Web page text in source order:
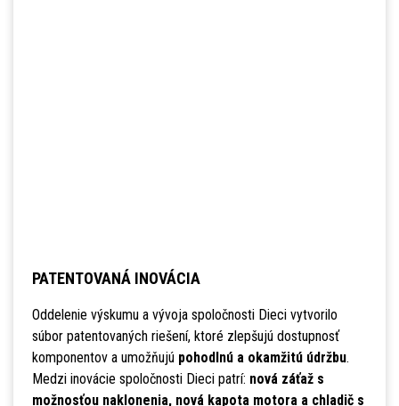
PATENTOVANÁ INOVÁCIA
Oddelenie výskumu a vývoja spoločnosti Dieci vytvorilo
súbor patentovaných riešení, ktoré zlepšujú dostupnosť
komponentov a umožňujú pohodlnú a okamžitú údržbu.
Medzi inovácie spoločnosti Dieci patrí: nová záťaž s
možnosťou naklonenia, nová kapota motora a chladič s